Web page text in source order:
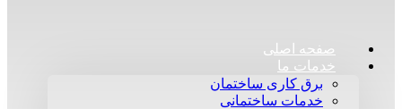
صفحه اصلی
خدمات ما
برق کاری ساختمان
خدمات ساختمانی